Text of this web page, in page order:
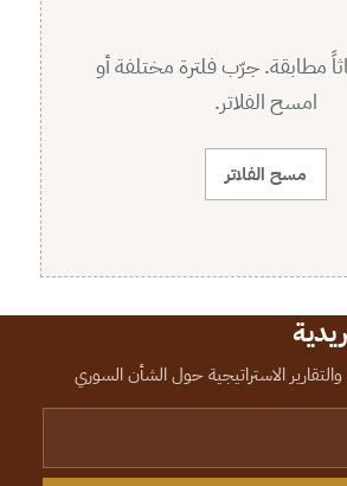
مطابقة. جرّب فلترة مختلفة أو
امسح الفلاتر.
مسح الفلاتر
الاستراتيجية حول الشأن السوري